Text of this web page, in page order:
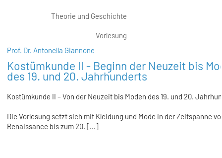
Theorie und Geschichte
Vorlesung
Prof. Dr. Antonella Giannone
Kostümkunde II - Beginn der Neuzeit bis
des 19. und 20. Jahrhunderts
Kostümkunde II – Von der Neuzeit bis Moden des 19. und 20.
Die Vorlesung setzt sich mit Kleidung und Mode in der Zeitspanne
Renaissance bis zum 20. [...]